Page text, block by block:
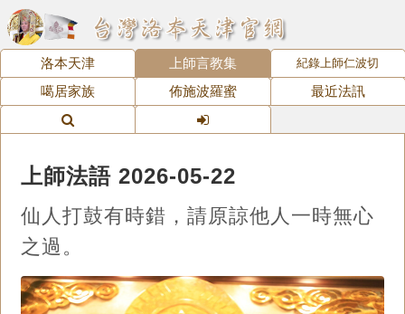
洛本天津 上師言教集 紀錄上師仁波切
噶居家族 佈施波羅蜜 最近法訊
上師法語 2026-05-22
仙人打鼓有時錯，請原諒他人一時無心
之過。